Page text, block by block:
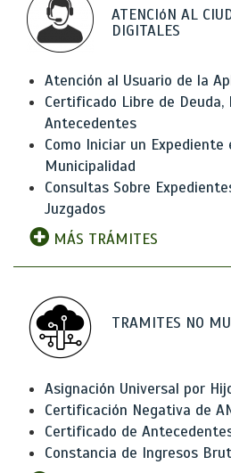
ATENCIóN AL
DIGITALES
Atención al Usuario de la
Certificado Libre de Deuda,
Antecedentes
Como Iniciar un Expediente
Municipalidad
Consultas Sobre
Juzgados
MÁS TRÁMITES
TRAMITES NO
Asignación Universal por
Certificación Negativa de
Certificado de
Constancia de Ingresos